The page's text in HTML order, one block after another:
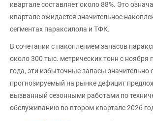
квартале составляет около 88%. Это
квартале ожидается значительное
сегментах параксилола и ТФК.
В сочетании с накоплением запасов
около 300 тыс. метрических тонн с ноября
года, эти избыточные запасы значительно
прогнозируемый на рынке дефицит
вызванный сезонными работами по
обслуживанию во втором квартале 2026